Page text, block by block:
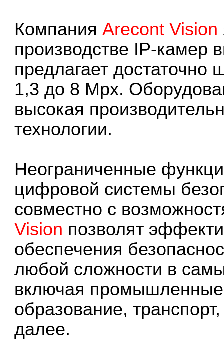
КомпанияArecont Vision
производстве IP-камер
предлагает достаточно
1,3 до 8 Mpx.
высокая
технологии.
Неограниченные
цифровой системы
совместно с
Vision позволят
обеспечения
любой сложности в
включая промышленные
образование,
далее.